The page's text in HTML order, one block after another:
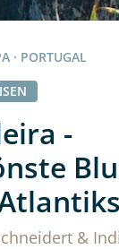
· PORTUGAL
-
&